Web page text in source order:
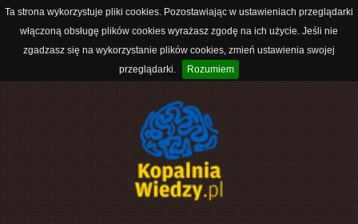
Ta strona wykorzystuje pliki cookies. Pozostawiając w ustawieniach przeglądarki
włączoną obsługę plików cookies wyrażasz zgodę na ich użycie. Jeśli nie
zgadzasz się na wykorzystanie plików cookies, zmień ustawienia swojej
przeglądarki.
Rozumiem